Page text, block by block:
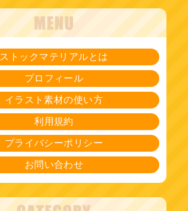
ストックマテリアルとは
プロフィール
イラスト素材の使い方
利用規約
プライバシーポリシー
お問い合わせ